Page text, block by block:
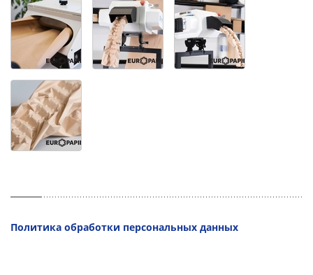
Политика обработки персональных данных